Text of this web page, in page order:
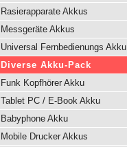
Rasierapparate Akkus
Messgeräte Akkus
Universal Fernbedienungs Akku
Diverse Akku-Pack
Funk Kopfhörer Akku
Tablet PC / E-Book Akku
Babyphone Akku
Mobile Drucker Akkus